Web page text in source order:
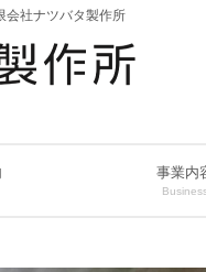
会社ナツバタ製作所
事業内